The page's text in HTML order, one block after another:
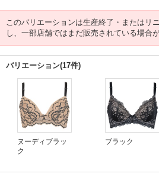
このバリエーションは生産終了・またはリ
し、一部店舗ではまだ販売されている場合
バリエーション(17件)
ヌーディブラッ
ク
ブラック